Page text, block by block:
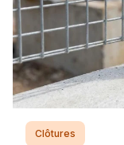
Clôtures